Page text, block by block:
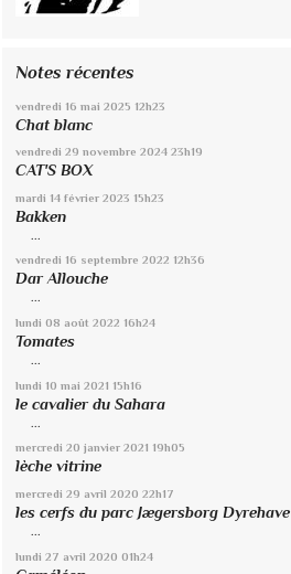
Notes récentes
vendredi 16 mai 2025 12h23
Chat blanc
vendredi 29 novembre 2024 23h19
CAT'S BOX
mardi 14 février 2023 15h23
Bakken
vendredi 16 septembre 2022 12h36
Dar Allouche
...
lundi 08 août 2022 16h24
Tomates
...
lundi 10 mai 2021 15h16
le cavalier du Sahara
mercredi 20 janvier 2021 19h05
lèche vitrine
mercredi 29 avril 2020 22h17
les cerfs du parc Jægersborg Dyrehave
lundi 27 avril 2020 01h24